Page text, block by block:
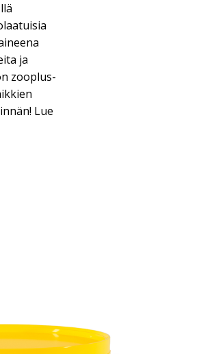
ja
zooplus-
Lue